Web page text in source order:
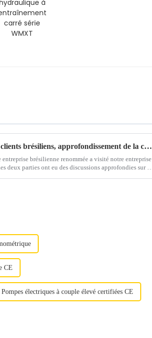
Visites d'une délégation de clients brésiliens, approfondissement de la coopération et des échanges internationaux
brésilienne renommée a visité notre entreprise
deux parties ont eu des discussions approfondies sur les
CE
Pompes électriques à couple élevé certifiées CE